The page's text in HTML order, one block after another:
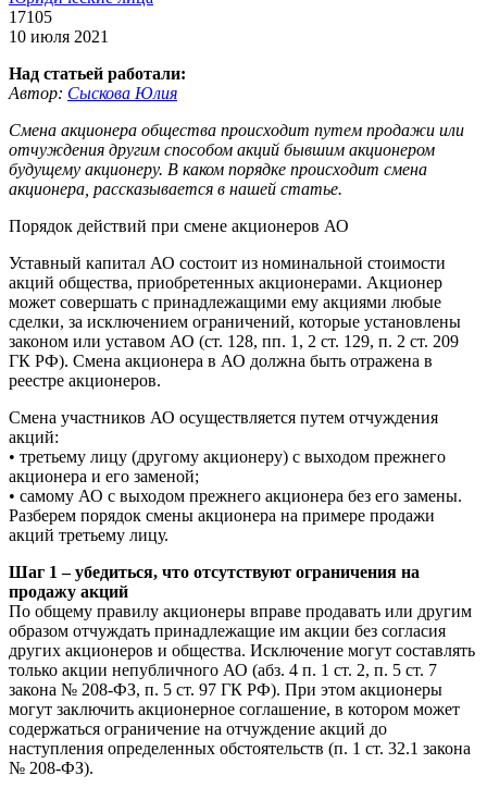
17105
10 июля 2021
Над статьей работали:
Автор: Сыскова Юлия
Смена акционера общества происходит путем продажи или
отчуждения другим способом акций бывшим акционером
будущему акционеру. В каком порядке происходит смена
акционера, рассказывается в нашей статье.
Порядок действий при смене акционеров АО
Уставный капитал АО состоит из номинальной стоимости
акций общества, приобретенных акционерами. Акционер
может совершать с принадлежащими ему акциями любые
сделки, за исключением ограничений, которые установлены
законом или уставом АО (ст. 128, пп. 1, 2 ст. 129, п. 2 ст. 209
ГК РФ). Смена акционера в АО должна быть отражена в
реестре акционеров.
Смена участников АО осуществляется путем отчуждения
акций:
• третьему лицу (другому акционеру) с выходом прежнего
акционера и его заменой;
• самому АО с выходом прежнего акционера без его замены.
Разберем порядок смены акционера на примере продажи
акций третьему лицу.
Шаг 1 – убедиться, что отсутствуют ограничения на
продажу акций
По общему правилу акционеры вправе продавать или другим
образом отчуждать принадлежащие им акции без согласия
других акционеров и общества. Исключение могут составлять
только акции непубличного АО (абз. 4 п. 1 ст. 2, п. 5 ст. 7
закона № 208-ФЗ, п. 5 ст. 97 ГК РФ). При этом акционеры
могут заключить акционерное соглашение, в котором может
содержаться ограничение на отчуждение акций до
наступления определенных обстоятельств (п. 1 ст. 32.1 закона
№ 208-ФЗ).